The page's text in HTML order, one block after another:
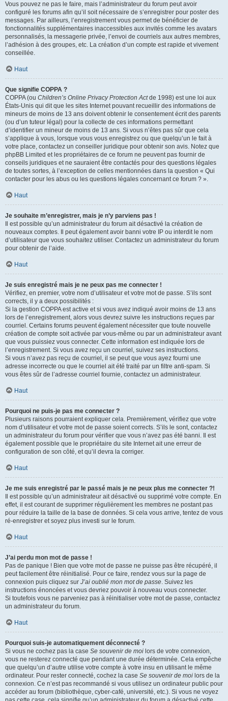
Vous pouvez ne pas le faire, mais l’administrateur du forum peut avoir
configuré les forums afin qu’il soit nécessaire de s’enregistrer pour poster des
messages. Par ailleurs, l’enregistrement vous permet de bénéficier de
fonctionnalités supplémentaires inaccessibles aux invités comme les avatars
personnalisés, la messagerie privée, l’envoi de courriels aux autres membres,
l’adhésion à des groupes, etc. La création d’un compte est rapide et vivement
conseillée.
Haut
Que signifie COPPA ?
COPPA (ou Children’s Online Privacy Protection Actde 1998) est une loi aux
États-Unis qui dit que les sites Internet pouvant recueillir des informations de
mineurs de moins de 13 ans doivent obtenir le consentement écrit des parents
(ou d’un tuteur légal) pour la collecte de ces informations permettant
d’identifier un mineur de moins de 13 ans. Si vous n’êtes pas sûr que cela
s’applique à vous, lorsque vous vous enregistrez ou que quelqu’un le fait à
votre place, contactez un conseiller juridique pour obtenir son avis. Notez que
phpBB Limited et les propriétaires de ce forum ne peuvent pas fournir de
conseils juridiques et ne sauraient être contactés pour des questions légales
de toutes sortes, à l’exception de celles mentionnées dans la question « Qui
contacter pour les abus ou les questions légales concernant ce forum ? ».
Haut
Je souhaite m’enregistrer, mais je n’y parviens pas !
Il est possible qu’un administrateur du forum ait désactivé la création de
nouveaux comptes. Il peut également avoir banni votre IP ou interdit le nom
d’utilisateur que vous souhaitez utiliser. Contactez un administrateur du forum
pour obtenir de l’aide.
Haut
Je suis enregistré mais je ne peux pas me connecter !
Vérifiez, en premier, votre nom d’utilisateur et votre mot de passe. S’ils sont
corrects, il y a deux possibilités :
Si la gestion COPPA est active et si vous avez indiqué avoir moins de 13 ans
lors de l’enregistrement, alors vous devrez suivre les instructions reçues par
courriel. Certains forums peuvent également nécessiter que toute nouvelle
création de compte soit activée par vous-même ou par un administrateur avant
que vous puissiez vous connecter. Cette information est indiquée lors de
l’enregistrement. Si vous avez reçu un courriel, suivez ses instructions.
Si vous n’avez pas reçu de courriel, il se peut que vous ayez fourni une
adresse incorrecte ou que le courriel ait été traité par un filtre anti-spam. Si
vous êtes sûr de l’adresse courriel fournie, contactez un administrateur.
Haut
Pourquoi ne puis-je pas me connecter ?
Plusieurs raisons pourraient expliquer cela. Premièrement, vérifiez que votre
nom d’utilisateur et votre mot de passe soient corrects. S’ils le sont, contactez
un administrateur du forum pour vérifier que vous n’avez pas été banni. Il est
également possible que le propriétaire du site Internet ait une erreur de
configuration de son côté, et qu’il devra la corriger.
Haut
Je me suis enregistré par le passé mais je ne peux plus me connecter ?!
Il est possible qu’un administrateur ait désactivé ou supprimé votre compte. En
effet, il est courant de supprimer régulièrement les membres ne postant pas
pour réduire la taille de la base de données. Si cela vous arrive, tentez de vous
ré-enregistrer et soyez plus investi sur le forum.
Haut
J’ai perdu mon mot de passe !
Pas de panique ! Bien que votre mot de passe ne puisse pas être récupéré, il
peut facilement être réinitialisé. Pour ce faire, rendez vous sur la page de
connexion puis cliquez sur J’ai oublié mon mot de passe. Suivez les
instructions énoncées et vous devriez pouvoir à nouveau vous connecter.
Si toutefois vous ne parveniez pas à réinitialiser votre mot de passe, contactez
un administrateur du forum.
Haut
Pourquoi suis-je automatiquement déconnecté ?
Si vous ne cochez pas la case Se souvenir de moi lors de votre connexion,
vous ne resterez connecté que pendant une durée déterminée. Cela empêche
que quelqu’un d’autre utilise votre compte à votre insu en utilisant le même
ordinateur. Pour rester connecté, cochez la case Se souvenir de moi lors de la
connexion. Ce n’est pas recommandé si vous utilisez un ordinateur public pour
accéder au forum (bibliothèque, cyber-café, université, etc.). Si vous ne voyez